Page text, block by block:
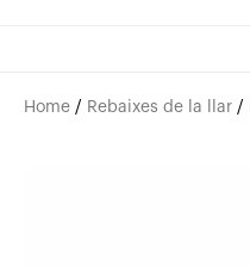
Home / Rebaixes de la llar /